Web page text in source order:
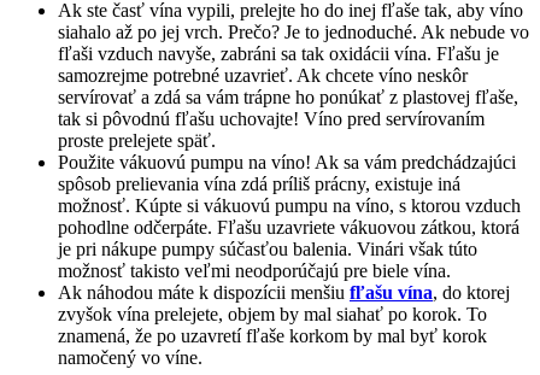
Ak ste časť vína vypili, prelejte ho do inej fľaše tak, aby víno
siahalo až po jej vrch. Prečo? Je to jednoduché. Ak nebude vo
fľaši vzduch navyše, zabráni sa tak oxidácii vína. Fľašu je
samozrejme potrebné uzavrieť. Ak chcete víno neskôr
servírovať a zdá sa vám trápne ho ponúkať z plastovej fľaše,
tak si pôvodnú fľašu uchovajte! Víno pred servírovaním
proste prelejete späť.
Použite vákuovú pumpu na víno! Ak sa vám predchádzajúci
spôsob prelievania vína zdá príliš prácny, existuje iná
možnosť. Kúpte si vákuovú pumpu na víno, s ktorou vzduch
pohodlne odčerpáte. Fľašu uzavriete vákuovou zátkou, ktorá
je pri nákupe pumpy súčasťou balenia. Vinári však túto
možnosť takisto veľmi neodporúčajú pre biele vína.
Ak náhodou máte k dispozícii menšiu fľašu vína, do ktorej
zvyšok vína prelejete, objem by mal siahať po korok. To
znamená, že po uzavretí fľaše korkom by mal byť korok
namočený vo víne.